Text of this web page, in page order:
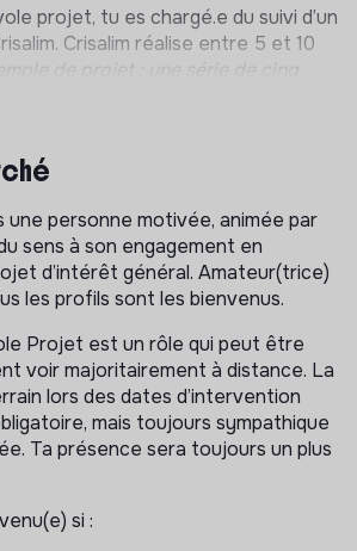
projet, tu es chargé.e du suivi d’un
Crisalim réalise entre 5 et 10
de projet : une série de cinq
un groupe d’adultes dans un centre
et février.
l’
ou l’équipe terrain, le
Un projet peut être suivi par un
projet, pour mieux s’entraider.
documente le projet, suit son
rend compte, mais ne réalise pas
des intervenantes et
un bénévole projet peut être amené
projet, un bilan (Google Drive),
une personne motivée, animée par
sens à son engagement en
d’intérêt général. Amateur(trice)
les profils sont les bienvenus.
Projet est un rôle qui peut être
voir majoritairement à distance. La
lors des dates d’intervention
mais toujours sympathique
Ta présence sera toujours un plus
si :